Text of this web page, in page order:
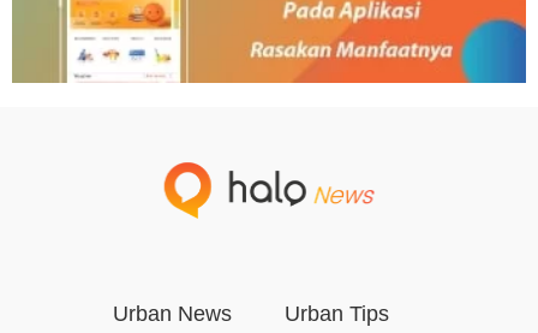
Urban News Urban Tips